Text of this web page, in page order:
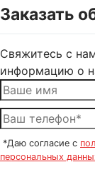
Заказать
Свяжитесь с
информацию о
*Даю согласие с
персональных